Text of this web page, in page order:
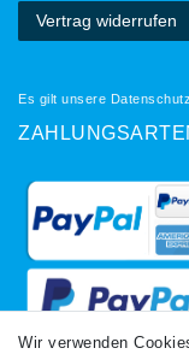
Vertrag widerrufen
Es gilt unsere
Wir verwenden